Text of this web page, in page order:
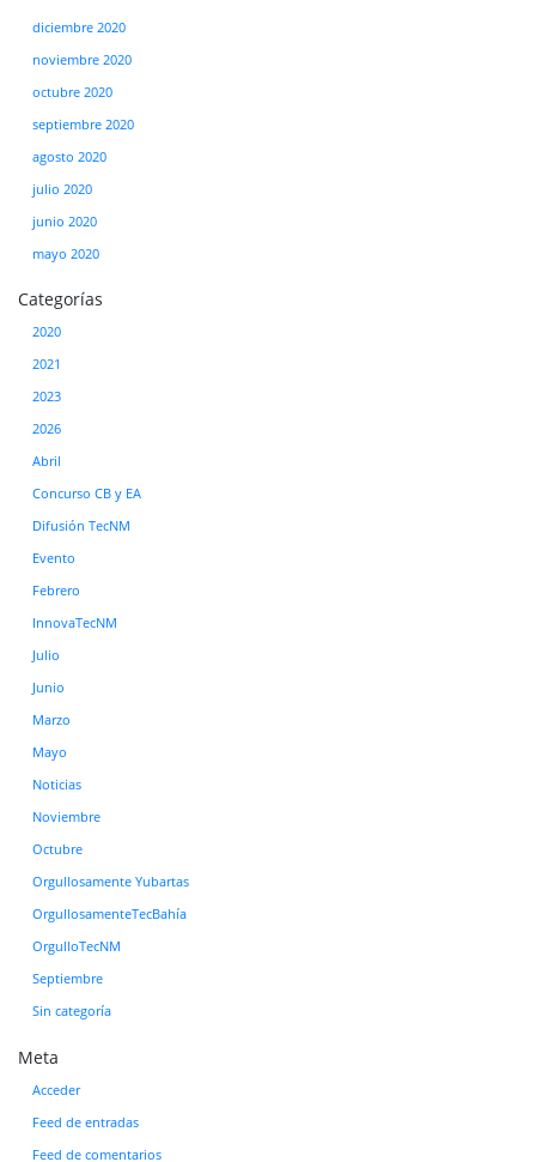
diciembre 2020
noviembre 2020
octubre 2020
septiembre 2020
agosto 2020
julio 2020
junio 2020
mayo 2020
Categorías
2020
2021
2023
2026
Abril
Concurso CB y EA
Difusión TecNM
Evento
Febrero
InnovaTecNM
Julio
Junio
Marzo
Mayo
Noticias
Noviembre
Octubre
Orgullosamente Yubartas
OrgullosamenteTecBahía
OrgulloTecNM
Septiembre
Sin categoría
Meta
Acceder
Feed de entradas
Feed de comentarios